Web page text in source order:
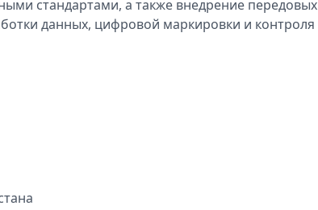
стандартами, а также внедрение передовых
данных, цифровой маркировки и контроля